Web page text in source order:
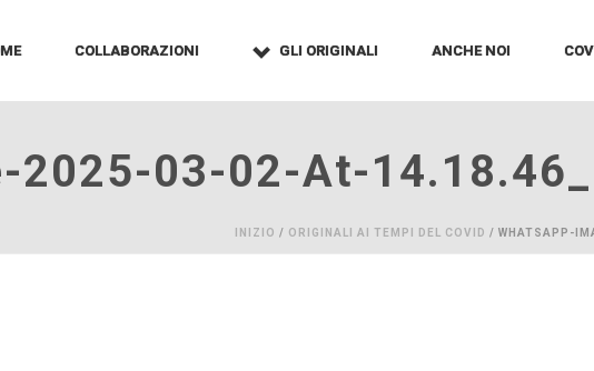
COLLABORAZIONI GLI ORIGINALI ANCHE NOI
2025-03-02-At-
INIZIO / ORIGINALI AI TEMPI DEL COVID / WHATSAPP-